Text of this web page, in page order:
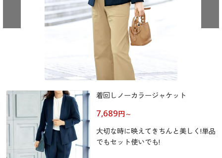
ジュニア・ティーンズ下着
大きいサイズ レディース服
大きいサイズ レディース下着
大きいサイズ メンズ
大きいサイズ 事務・制服
バーゲンセール
カタログ・チラシからのご注文
デジタルカタログ
カタログ無料プレゼント
大きいサイズ レディース下着
大きいサイズ 事務・制服
シークレットセール
商品カテゴリ一覧
カタログ・チラシからのご注文
デジタルカタログ
カタログ無料プレゼント
会員メニュー
着回しノーカラージャケット
7,689円 ～
大切な時に映えてきちんと美しく!単品
でもセット使いでも!